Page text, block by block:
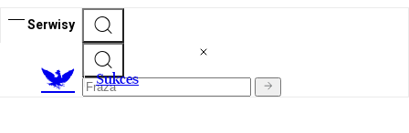
Serwisy
Sukces